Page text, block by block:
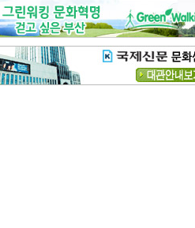
오늘의 운세- [전체보기]
오늘의 운세- 2026년 8월 6일 (음 6월 24일)
오늘의 운세- 2026년 8월 5일 (음 6월 23일)
조해훈의 고전 속 이 문장 [전체보기]